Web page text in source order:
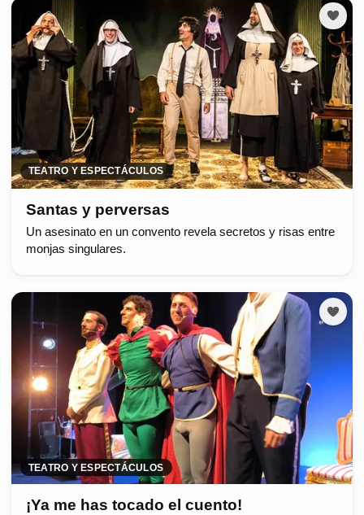
TEATRO Y ESPECTÁCULOS
Santas y perversas
Un asesinato en un convento revela secretos y risas entre
monjas singulares.
TEATRO Y ESPECTÁCULOS
¡Ya me has tocado el cuento!